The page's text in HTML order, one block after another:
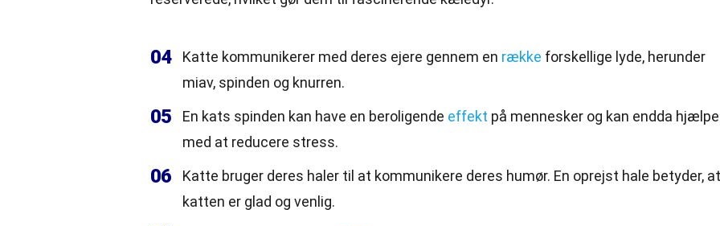
04 Katte kommunikerer med deres ejere gennem en række forskellige lyde, herunder
miav, spinden og knurren.
05 En kats spinden kan have en beroligende effekt på mennesker og kan endda hjælpe
med at reducere stress.
06
Katte bruger deres haler til at kommunikere deres humør. En oprejst hale betyder, at
katten er glad og venlig.